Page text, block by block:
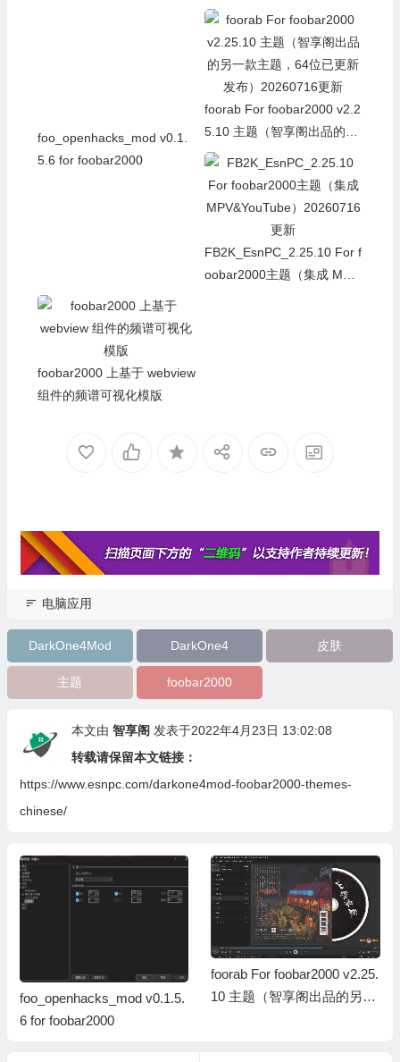
foo_openhacks_mod v0.1.
5.6 for foobar2000
foorab For foobar2000 v2.2
5.10 主题（智享阁出品的另
一款主题，64位已更新发
布）20260716更新
FB2K_EsnPC_2.25.10 For f
oobar2000主题（集成 MPV
&YouTube）20260716更新
电脑应用
本文由智享阁 发表于2022年4月23日 13:02:08
转载请保留本文链接：
https://www.esnpc.com/darkone4mod-foobar2000-themes-
chinese/
foorab For foobar2000 v2.25.
10 主题（智享阁出品的另一
款主题，64位已更新发布）2
0260716更新